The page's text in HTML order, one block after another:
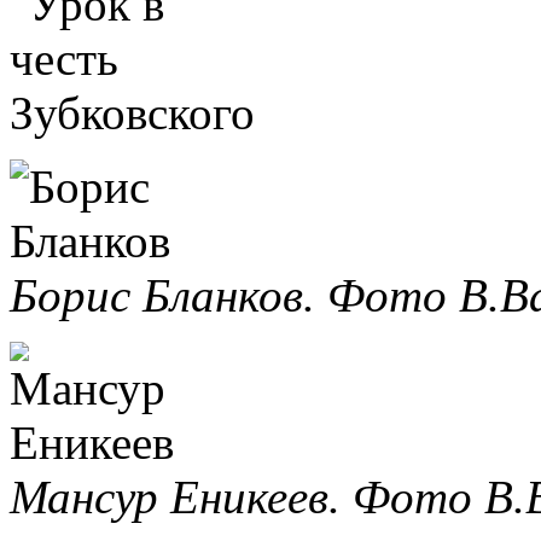
Борис Бланков. Фото
Мансур Еникеев. Фото